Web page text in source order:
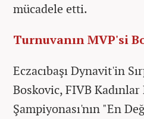
mücadele etti.
Turnuvanın MVP'si
Eczacıbaşı Dynavit'in
Boskovic, FIVB
Şampiyonası'nın "En